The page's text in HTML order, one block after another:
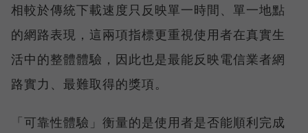
相較於傳統下載速度只反映單一時間、單一地點
的網路表現，這兩項指標更重視使用者在真實生
活中的整體體驗，因此也是最能反映電信業者網
路實力、最難取得的獎項。
「可靠性體驗」衡量的是使用者是否能順利完成